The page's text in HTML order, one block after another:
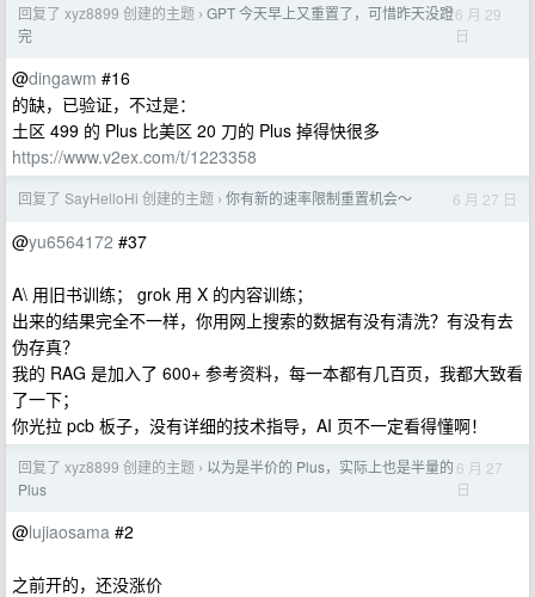
回复了 xyz8899 创建的主题 › GPT 今天早上又重置了，可惜昨天没蹬
完
6 月 29
日
@dingawm #16
的缺，已验证，不过是：
土区 499 的 Plus 比美区 20 刀的 Plus 掉得快很多
https://www.v2ex.com/t/1223358
回复了 SayHelloHi 创建的主题 › 你有新的速率限制重置机会～ 6 月 27 日
@yu6564172 #37
A\ 用旧书训练； grok 用 X 的内容训练；
出来的结果完全不一样，你用网上搜索的数据有没有清洗？有没有去
伪存真？
我的 RAG 是加入了 600+ 参考资料，每一本都有几百页，我都大致看
了一下；
你光拉 pcb 板子，没有详细的技术指导，AI 页不一定看得懂啊！
回复了 xyz8899 创建的主题 › 以为是半价的 Plus，实际上也是半量的
Plus
6 月 27
日
@lujiaosama #2
之前开的，还没涨价